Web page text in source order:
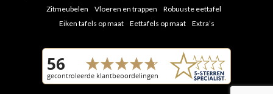
Zitmeubelen
Vloeren en trappen
Robuuste eettafel
Eiken tafels op maat
Eettafels op maat Extra’s